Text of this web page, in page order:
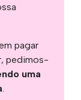
pagar
pedimos-
uma
.